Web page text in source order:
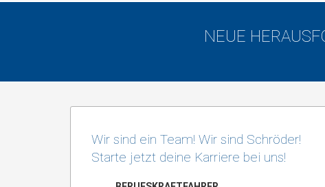
NEUE
Wir sind ein Team! Wir sind Schröder!
Starte jetzt deine Karriere bei uns!